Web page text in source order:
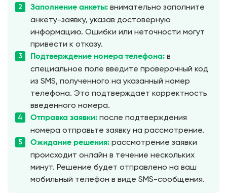
Заполнение анкеты: внимательно заполните
анкету-заявку, указав достоверную
информацию. Ошибки или неточности могут
привести к отказу.
Подтверждение номера телефона: в
специальное поле введите проверочный код
из SMS, полученного на указанный номер
телефона. Это подтверждает корректность
введенного номера.
Отправка заявки: после подтверждения
номера отправьте заявку на рассмотрение.
Ожидание решения: рассмотрение заявки
происходит онлайн в течение нескольких
минут. Решение будет отправлено на ваш
мобильный телефон в виде SMS-сообщения.